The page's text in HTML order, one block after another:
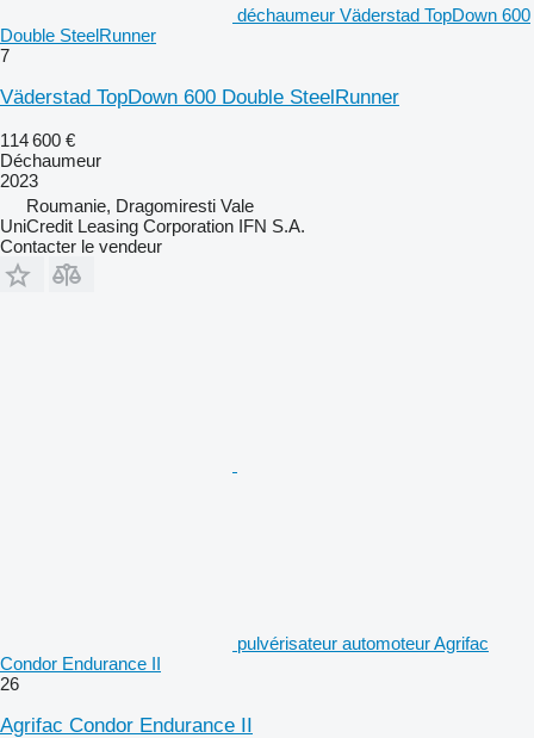
déchaumeur Väderstad TopDown 600
Double SteelRunner
7
Väderstad TopDown 600 Double SteelRunner
114 600 €
Déchaumeur
2023
Roumanie, Dragomiresti Vale
UniCredit Leasing Corporation IFN S.A.
Contacter le vendeur
pulvérisateur automoteur Agrifac
Condor Endurance II
26
Agrifac Condor Endurance II